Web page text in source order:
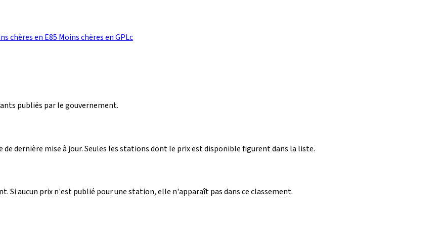
chères en E85 Moins chères en GPLc
publiés par le gouvernement.
dernière mise à jour. Seules les stations dont le prix est disponible figurent dans la liste.
Si aucun prix n'est publié pour une station, elle n'apparaît pas dans ce classement.